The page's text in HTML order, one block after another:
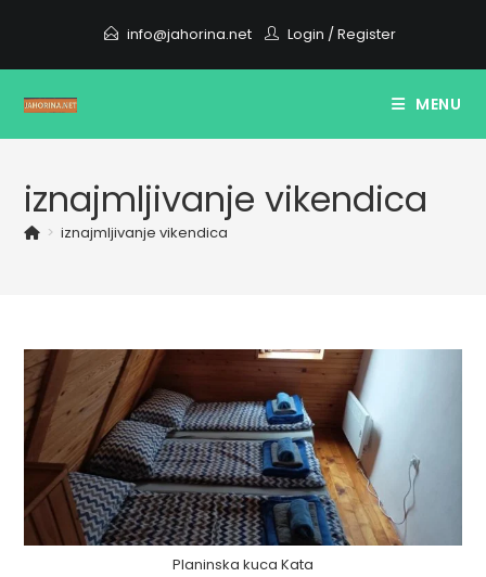
content
info@jahorina.net Login /Register
MENU
iznajmljivanje vikendica
> iznajmljivanje vikendica
Planinska kuca Kata